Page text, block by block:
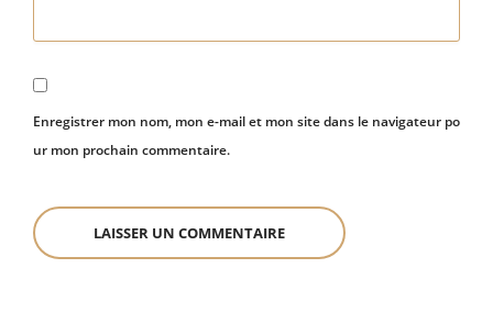
Enregistrer mon nom, mon e-mail et mon site dans le navigateur po
ur mon prochain commentaire.